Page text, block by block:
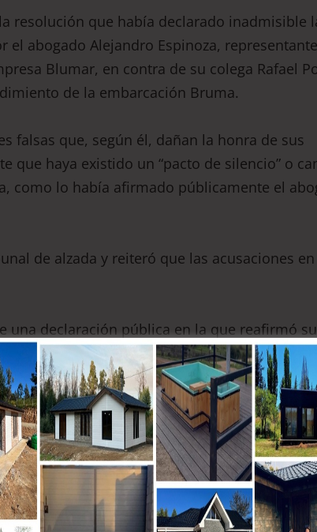
resolución que había declarado inadmisible
abogado Alejandro Espinoza,
Blumar, en contra de su colega Rafael
de la embarcación Bruma.
falsas que, según él, dañan la honra de sus
que haya existido un “pacto de silencio” o
como lo había afirmado públicamente el
de alzada y reiteró que las acusaciones en
una declaración pública en la que reafirmó su
asegurando que “no serán intimidados ni
pronunció sobre el fondo de la querella, sino
inadmisible.
de injurias o calumnias, era necesario
el contenido, sino de una observación
Poblete.